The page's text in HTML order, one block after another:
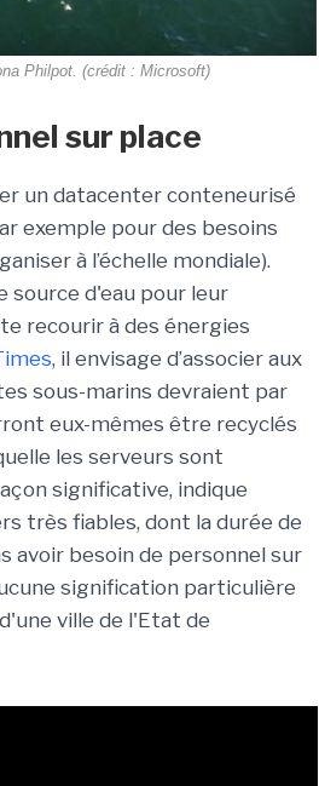
Philpot. (crédit : Microsoft)
sur place
un datacenter conteneurisé
exemple pour des besoins
à l’échelle mondiale).
source d'eau pour leur
recourir à des énergies
, il envisage d’associer aux
sous-marins devraient par
eux-mêmes être recyclés
les serveurs sont
significative, indique
très fiables, dont la durée de
avoir besoin de personnel sur
signification particulière
ville de l'Etat de